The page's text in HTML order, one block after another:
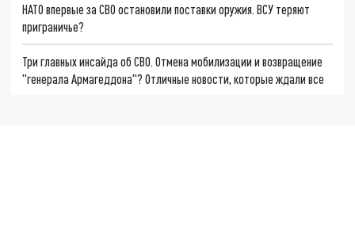
НАТО впервые за СВО остановили поставки оружия. ВСУ теряют
приграничье?
Три главных инсайда об СВО. Отмена мобилизации и возвращение
"генерала Армагеддона"? Отличные новости, которые ждали все